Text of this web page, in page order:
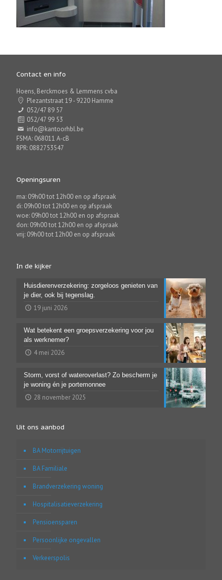
Contact en info
Hoens, Berckmoes & Lemmens cvba
Plezantstraat 19 - 9220 Hamme
052/47 89 57
052/47 99 53
info@kantoorhbl.be
FSMA: 068011 A-cB
RPR: 0882753547
Openingsuren
ma: 09h00 tot 12h00 en op afspraak
di: 09h00 tot 12h00 en op afspraak
woe: 09h00 tot 12h00 en op afspraak
don: 09h00 tot 12h00 en op afspraak
vrij: 09h00 tot 12h00 en op afspraak
In de kijker
Huisdierenverzekering: zorgeloos genieten van
je dier, ook bij tegenslag.
19 juni 2026
Wat betekent een groepsverzekering voor jou
als werknemer?
4 mei 2026
Storm, vorst of wateroverlast? Zo bescherm je
je woning én je portemonnee
28 november 2025
Uit ons aanbod
BA Motorrijtuigen
BA Familiale
Brandverzekering woning
Hospitalisatieverzekering
Pensioensparen
Persoonlijke ongevallen
Verkeerspolis